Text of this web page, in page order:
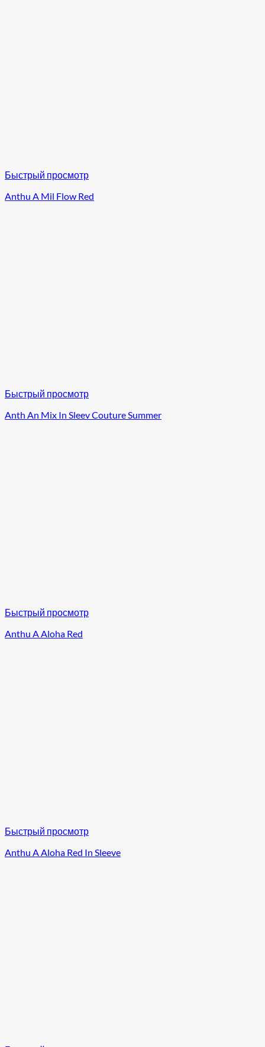
Быстрый просмотр
Anthu A Mil Flow Red
Быстрый просмотр
Anth An Mix In Sleev Couture Summer
Быстрый просмотр
Anthu A Aloha Red
Быстрый просмотр
Anthu A Aloha Red In Sleeve